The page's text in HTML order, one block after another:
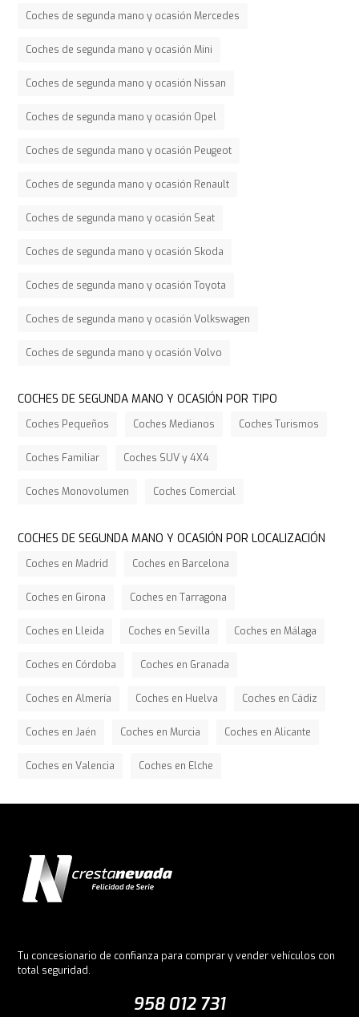
Coches de segunda mano y ocasión Mercedes
Coches de segunda mano y ocasión Mini
Coches de segunda mano y ocasión Nissan
Coches de segunda mano y ocasión Opel
Coches de segunda mano y ocasión Peugeot
Coches de segunda mano y ocasión Renault
Coches de segunda mano y ocasión Seat
Coches de segunda mano y ocasión Skoda
Coches de segunda mano y ocasión Toyota
Coches de segunda mano y ocasión Volkswagen
Coches de segunda mano y ocasión Volvo
COCHES DE SEGUNDA MANO Y OCASIÓN POR TIPO
Coches Pequeños Coches Medianos Coches Turismos
Coches Familiar Coches SUV y 4X4
Coches Monovolumen Coches Comercial
COCHES DE SEGUNDA MANO Y OCASIÓN POR LOCALIZACIÓN
Coches en Madrid Coches en Barcelona
Coches en Girona Coches en Tarragona
Coches en Lleida Coches en Sevilla Coches en Málaga
Coches en Córdoba Coches en Granada
Coches en Almería Coches en Huelva Coches en Cádiz
Coches en Jaén Coches en Murcia Coches en Alicante
Coches en Valencia Coches en Elche
Tu concesionario de confianza para comprar y vender vehículos con
total seguridad.
958 012 731